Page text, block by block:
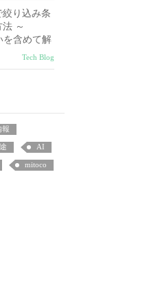
絞り込み条
～
を含めて解
Tech Blog
報
AI
mitoco